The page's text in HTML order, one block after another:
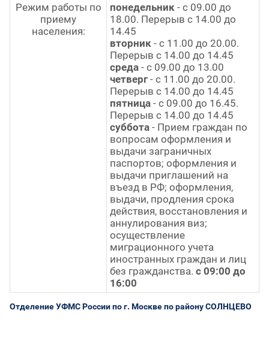
Режим работы по
приему
населения:
понедельник - с 09.00 до
18.00. Перерыв с 14.00 до
14.45
вторник - с 11.00 до 20.00.
Перерыв с 14.00 до 14.45
среда - с 09.00 до 13.00
четверг - с 11.00 до 20.00.
Перерыв с 14.00 до 14.45
пятница - с 09.00 до 16.45.
Перерыв с 14.00 до 14.45
суббота - Прием граждан по
вопросам оформления и
выдачи заграничных
паспортов; оформления и
выдачи приглашений на
въезд в РФ; оформления,
выдачи, продления срока
действия, восстановления и
аннулирования виз;
осуществление
миграционного учета
иностранных граждан и лиц
без гражданства. с 09:00 до
16:00
Отделение УФМС России по г. Москве по району СОЛНЦЕВО